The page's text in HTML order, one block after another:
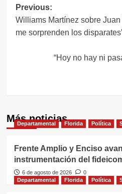
Navegación
de
entradas
Previous:
Williams Martínez sobre
me sorprenden los
“Hoy no hay ni
Más noticias
Departamental Florida Política
Frente Amplio y Enciso
instrumentación del
6 de agosto de 2026
0
Departamental
Florida Política